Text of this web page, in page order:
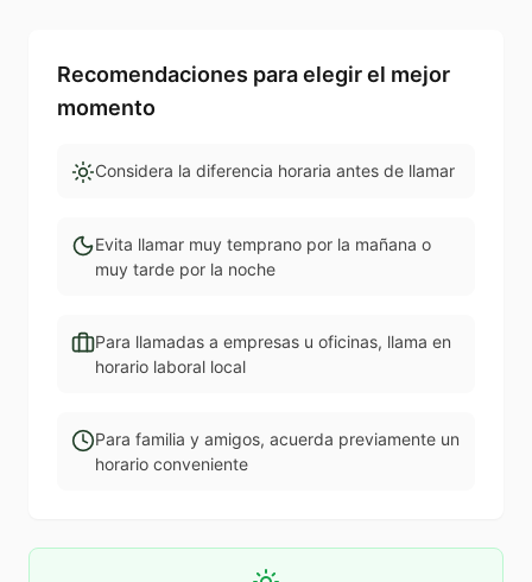
Recomendaciones para elegir el mejor
momento
Considera la diferencia horaria antes de llamar
Evita llamar muy temprano por la mañana o
muy tarde por la noche
Para llamadas a empresas u oficinas, llama en
horario laboral local
Para familia y amigos, acuerda previamente un
horario conveniente